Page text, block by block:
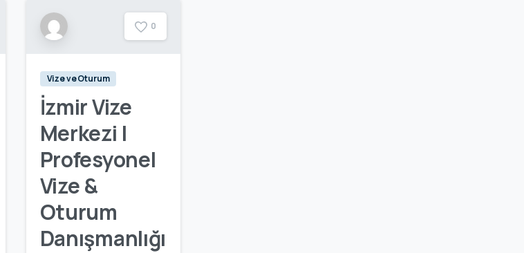
0
Vize ve Oturum
İzmir Vize
Merkezi |
Profesyonel
Vize &
Oturum
Danışmanlığı